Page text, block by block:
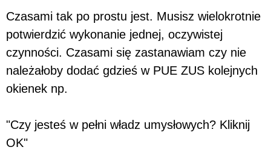
Czasami tak po prostu jest. Musisz wielokrotnie
potwierdzić wykonanie jednej, oczywistej
czynności. Czasami się zastanawiam czy nie
należałoby dodać gdzieś w PUE ZUS kolejnych
okienek np.
"Czy jesteś w pełni władz umysłowych? Kliknij
OK"